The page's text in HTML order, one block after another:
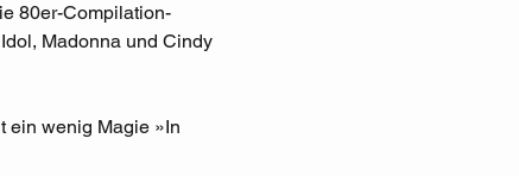
80er-Compilation-
Madonna und Cindy
ein wenig Magie »In